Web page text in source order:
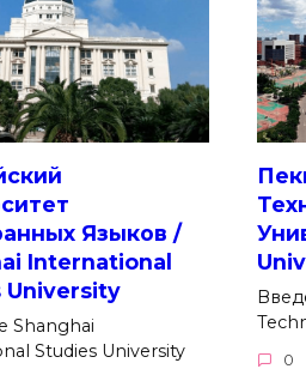
Языков /
International
University
Shanghai
Studies University
0